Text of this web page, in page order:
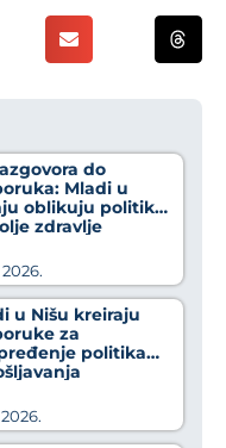
do
Mladi u
oblikuju politike
zdravlje
2026.
u Nišu kreiraju
za
politika